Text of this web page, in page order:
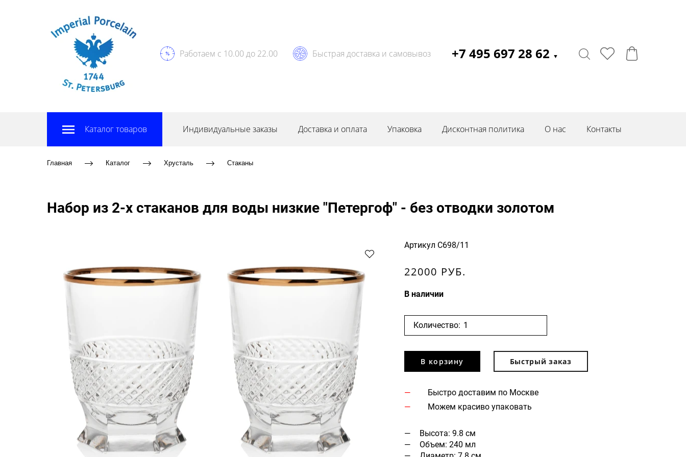
Работаем с 10.00 до 22.00 Быстрая доставка и самовывоз +7 495 697 28 62 ▼
Каталог товаров Индивидуальные заказы Доставка и оплата Упаковка Дисконтная политика О нас Контакты
Главная Каталог Хрусталь Стаканы
Набор из 2-х стаканов для воды низкие "Петергоф" - без отводки золотом
Артикул С698/11
22000 РУБ.
В наличии
Количество:
В корзину Быстрый заказ
Быстро доставим по Москве
Можем красиво упаковать
Высота: 9.8 см
Объем: 240 мл